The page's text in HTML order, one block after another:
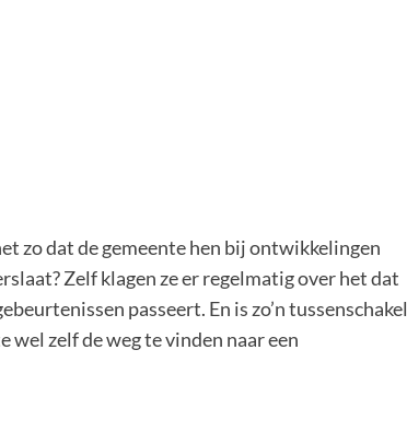
zo dat de gemeente hen bij ontwikkelingen
Zelf klagen ze er regelmatig over het dat
passeert. En is zo’n tussenschakel
wel zelf de weg te vinden naar een